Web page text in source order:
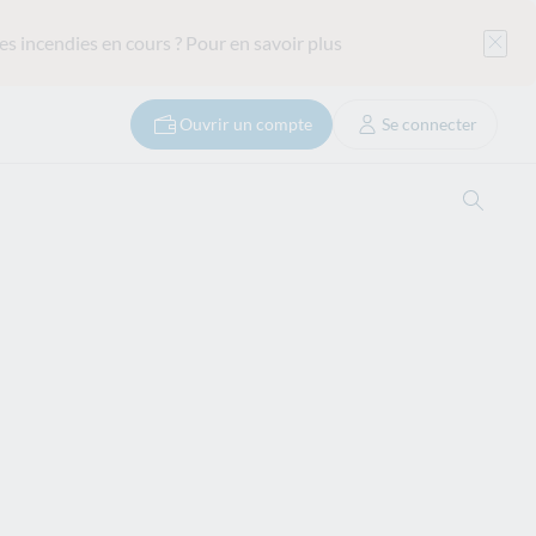
incendies en cours ? Pour en savoir plus
Ouvrir un compte Se connecter